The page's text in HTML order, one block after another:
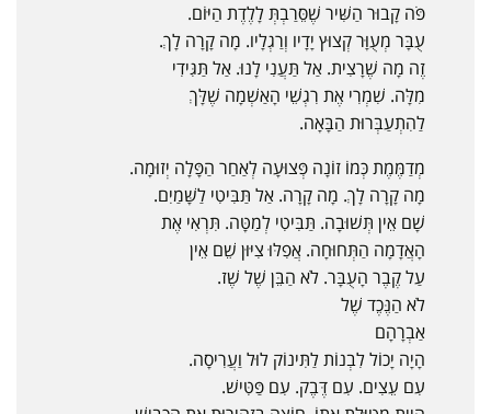
פֹּה קָבוּר הַשִּׁיר שֶׁסֵּרַבְתְּ לָלֶדֶת הַיּוֹם.
עֻבָּר מְעֻוָּר קְצוּץ יָדָיו וְרַגְלָיו. מָה קָרָה לָךְ.
זֶה מָה שֶׁרָצִית. אַל תַּעֲנִי לָנוּ. אַל תַּגִּידִי
מִלָּה. שִׁמְרִי אֶת רִגְשֵׁי הָאַשְׁמָה שֶׁלָּךְ
לַהִתְעַבְּרוּת הַבָּאָה.
מְדַמֶּמֶת כְּמוֹ זוֹנָה פְּצוּעָה לְאַחַר הַפָּלָה יְזוּמָה.
מָה קָרָה לָךְ. מָה קָרָה. אַל תַּבִּיטִי לַשָּׁמַיִם.
שָׁם אֵין תְּשׁוּבָה. תַּבִּיטִי לְמַטָּה. תִּרְאִי אֶת
הָאֲדָמָה הַתְּחוּחָה. אֲפִלּוּ צִיּוּן שֵׁם אֵין
עַל קֶבֶר הָעֻבָּר. לֹא הַבֵּן שֶׁל שֶׁז.
לֹא הַנֶּכֶד שֶׁל
אַבְרָהָם
הָיָה יָכוֹל לִבְנוֹת לַתִּינוֹק לוּל וַעֲרִיסָה.
עִם עֵצִים. עִם דֶּבֶק. עִם פַּטִּישׁ.